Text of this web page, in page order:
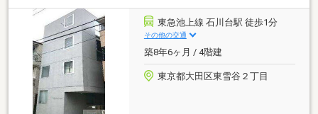
東急池上線 石川台駅 徒歩1分
その他の交通
築8年6ヶ月 / 4階建
東京都大田区東雪谷２丁目